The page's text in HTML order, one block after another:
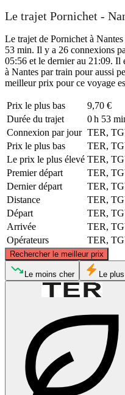
Le trajet Pornichet -
Le trajet de Pornichet à
53 min. Il y a 26 connexions
05:56 et le dernier au 21:09. Il
à Nantes par train pour aussi
meilleur prix pour ce voyage
Prix ​​le plus bas
9,70 €
Durée du trajet
0 h 53
Connexion par jour TER,
Prix ​​le plus bas
TER,
Le prix le plus élevé TER,
Premier départ
TER,
Dernier départ
TER,
Distance
TER,
Départ
TER,
Arrivée
TER,
Opérateurs
TER,
Rechercher le meilleur prix
Pornichet
Le moins cher Le